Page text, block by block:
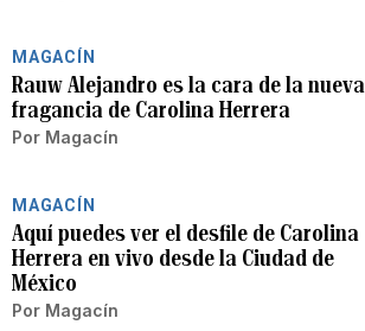
MAGACÍN
Rauw Alejandro es la cara de la nueva
fragancia de Carolina Herrera
Por Magacín
MAGACÍN
Aquí puedes ver el desfile de Carolina
Herrera en vivo desde la Ciudad de
México
Por Magacín